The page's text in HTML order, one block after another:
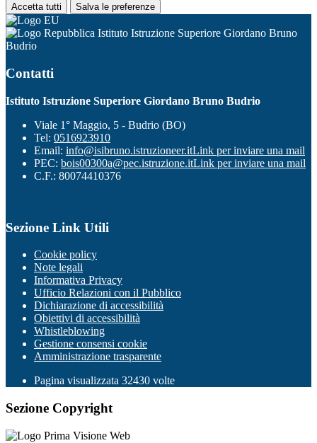
Accetta tutti Salva le preferenze
Istituto Istruzione Superiore Giordano Bruno
Budrio
Contatti
Istituto Istruzione Superiore Giordano Bruno Budrio
Viale 1° Maggio, 5 - Budrio (BO)
Tel: 0516923910
Email: info@isibruno.istruzioneer.itLink per inviare una mail
PEC: bois00300a@pec.istruzione.itLink per inviare una mail
C.F.: 80074410376
Sezione Link Utili
Cookie policy
Note legali
Informativa Privacy
Ufficio Relazioni con il Pubblico
Dichiarazione di accessibilità
Obiettivi di accessibilità
Whistleblowing
Gestione consensi cookie
Amministrazione trasparente
Pagina visualizzata 32430 volte
Sezione Copyright